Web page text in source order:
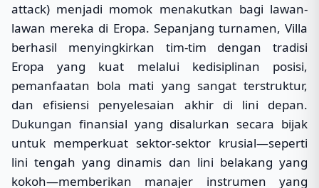
attack) menjadi momok menakutkan bagi lawan-
lawan mereka di Eropa. Sepanjang turnamen, Villa
berhasil menyingkirkan tim-tim dengan tradisi
Eropa yang kuat melalui kedisiplinan posisi,
pemanfaatan bola mati yang sangat terstruktur,
dan efisiensi penyelesaian akhir di lini depan.
Dukungan finansial yang disalurkan secara bijak
untuk memperkuat sektor-sektor krusial—seperti
lini tengah yang dinamis dan lini belakang yang
kokoh—memberikan manajer instrumen yang